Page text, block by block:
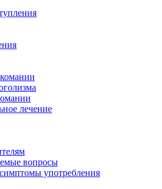
лечение
вопросы
употребления